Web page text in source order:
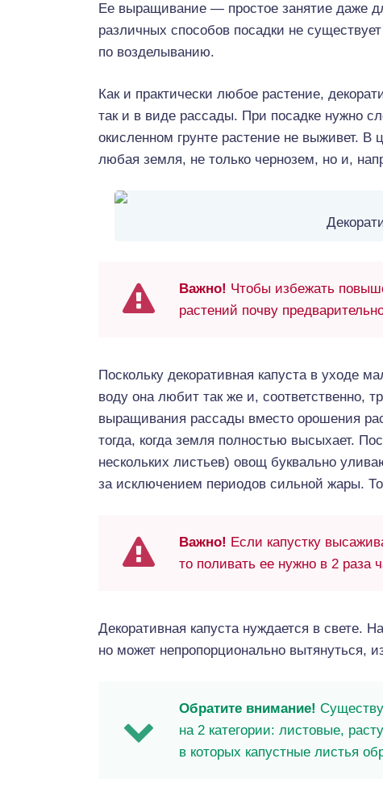
Ее выращивание — простое занятие даже
различных способов посадки не
по возделыванию.
Как и практически любое растение,
так и в виде рассады. При посадке нужно
окисленном грунте растение не выживет.
любая земля, не только чернозем, но и,
Важно! Чтобы избежать
растений почву
Поскольку декоративная капуста в уходе
воду она любит так же и, соответственно,
выращивания рассады вместо орошения
тогда, когда земля полностью высыхает.
нескольких листьев) овощ буквально
за исключением периодов сильной жары.
Важно! Если капустку
то поливать ее нужно в 2 раза
Декоративная капуста нуждается в свете.
но может непропорционально вытянуться,
Обратите внимание!
на 2 категории: листовые,
в которых капустные листья